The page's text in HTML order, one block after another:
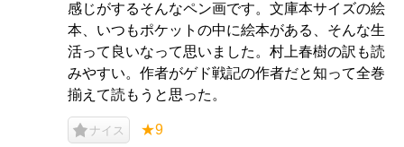
感じがするそんなペン画です。文庫本サイズの絵
本、いつもポケットの中に絵本がある、そんな生
活って良いなって思いました。村上春樹の訳も読
みやすい。作者がゲド戦記の作者だと知って全巻
揃えて読もうと思った。
ナイス ★9